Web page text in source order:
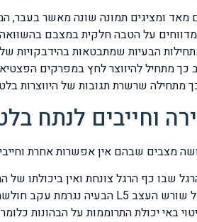
מתחילות הבעיות שמתבטאות
כך מתחיל להיווצר לחץ במפרקים
מתחילה שרשרת תגובות של היווצרות
וחייבים לנתח
מצבים שבהם אין אפשרות אחרת